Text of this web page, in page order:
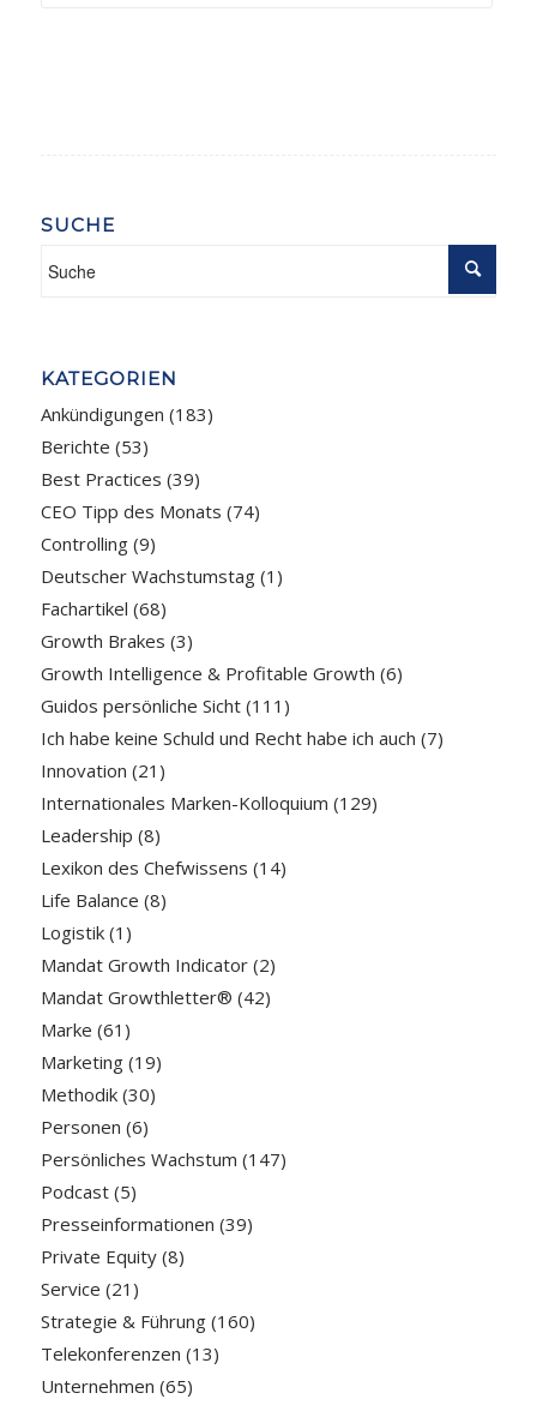
SUCHE
KATEGORIEN
Ankündigungen (183)
Berichte (53)
Best Practices (39)
CEO Tipp des Monats (74)
Controlling(9)
Deutscher Wachstumstag(1)
Fachartikel (68)
Growth Brakes (3)
Growth Intelligence & Profitable Growth (6)
Guidos persönliche Sicht(111)
Ich habe keine Schuld und Recht habe ich auch (7)
Innovation (21)
Internationales Marken-Kolloquium (129)
Leadership (8)
Lexikon des Chefwissens (14)
Life Balance (8)
Logistik(1)
Mandat Growth Indicator(2)
Mandat Growthletter® (42)
Marke (61)
Marketing(19)
Methodik(30)
Personen (6)
Persönliches Wachstum (147)
Podcast(5)
Presseinformationen (39)
Private Equity(8)
Service (21)
Strategie & Führung(160)
Telekonferenzen (13)
Unternehmen (65)